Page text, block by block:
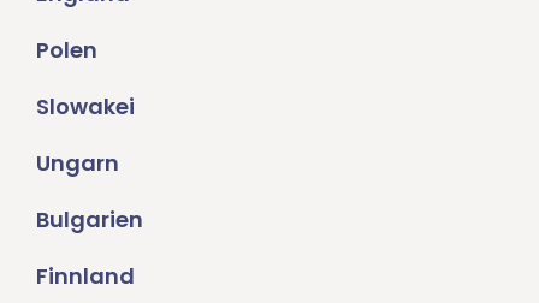
Polen
Slowakei
Ungarn
Bulgarien
Finnland